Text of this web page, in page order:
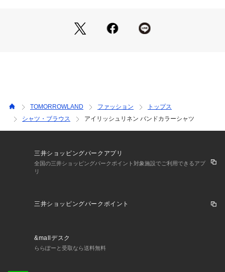
台衿は低めで前下がりを強くつけて、ドレス仕立てのバンドカ
ラー。リラックス感のある見た目に拘った1着。
※商品の色味は、商品単体の画像をご確認ください
2023SS商品
店舗にお問い合わせの際は、下記の商品番号をお申し付けくだ
商品番号:61-01-32-01403
TOMORROWLAND ファッション
トップス
シャツ・ブラウス
アイリッシュリネン バンドカラーシャツ
三井ショッピングパークアプリ
全国の三井ショッピングパークポイント対象施設でご利用できるアプ
リ
三井ショッピングパークポイント
&mallデスク
ららぽーと受取なら送料無料